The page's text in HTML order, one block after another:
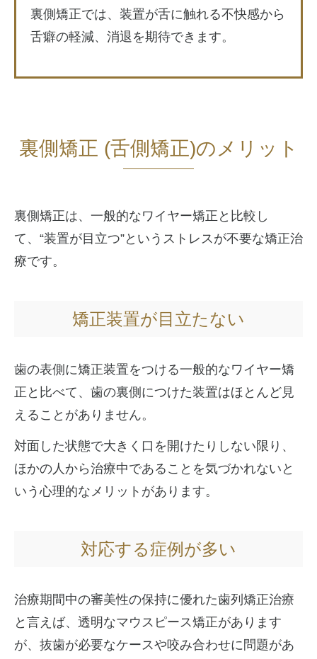
裏側矯正では、装置が舌に触れる不快感から
舌癖の軽減、消退を期待できます。
裏側矯正 (舌側矯正)のメリット
裏側矯正は、一般的なワイヤー矯正と比較し
て、“装置が目立つ”というストレスが不要な矯正治
療です。
矯正装置が目立たない
歯の表側に矯正装置をつける一般的なワイヤー矯
正と比べて、歯の裏側につけた装置はほとんど見
えることがありません。
対面した状態で大きく口を開けたりしない限り、
ほかの人から治療中であることを気づかれないと
いう心理的なメリットがあります。
対応する症例が多い
治療期間中の審美性の保持に優れた歯列矯正治療
と言えば、透明なマウスピース矯正があります
が、抜歯が必要なケースや咬み合わせに問題があ